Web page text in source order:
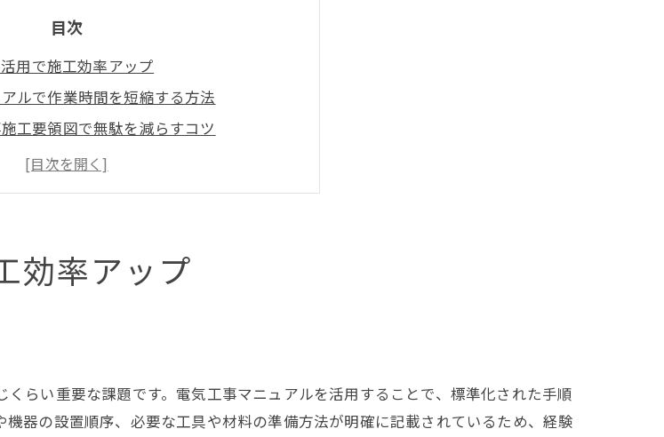
目次
用で施工効率アップ
ルで作業時間を短縮する方法
工要領図で無駄を減らすコツ
マニュアル活用の実践例
ルPDFで効率化を実現する手順
工事手順の極意
保に必要な基本手順とは
ルで分かる安全対策の重要性
ュアルで事故を防ぐ工夫
効率アップ
らい重要な課題です。電気工事マニュアルを活用することで、標準化された手順
器の設置順序、必要な工具や材料の準備方法が明確に記載されているため、経験